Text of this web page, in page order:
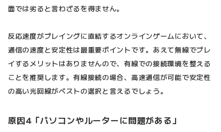
面では劣ると言わざるを得ません。
反応速度がプレイングに直結するオンラインゲームにおいて、
通信の速度と安定性は最重要ポイントです。あえて無線でプレ
イするメリットはありませんので、有線での接続環境を整える
ことを推奨します。有線接続の場合、高速通信が可能で安定性
の高い光回線がベストの選択と言えるでしょう。
原因4「パソコンやルーターに問題がある」